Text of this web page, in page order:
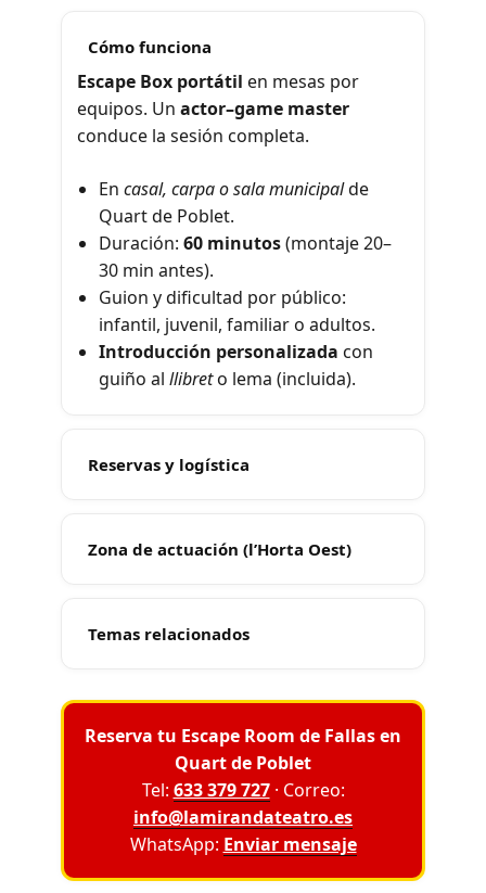
Cómo funciona
Escape Box portátil en mesas por
equipos. Un actor–game master
conduce la sesión completa.
En casal, carpa o sala municipalde
Quart de Poblet.
Duración: 60 minutos(montaje 20–
30 min antes).
Guion y dificultad por público:
infantil, juvenil, familiar o adultos.
Introducción personalizada con
guiño al llibreto lema (incluida).
Reservas y logística
Zona de actuación (l’Horta Oest)
Temas relacionados
Reserva tu Escape Room de Fallas en
Quart de Poblet
Tel: 633 379 727· Correo:
info@lamirandateatro.es
WhatsApp: Enviar mensaje